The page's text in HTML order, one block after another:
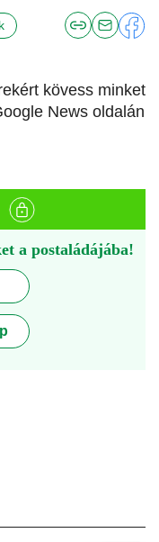
kövess minket
News oldalán
a postaládájába!